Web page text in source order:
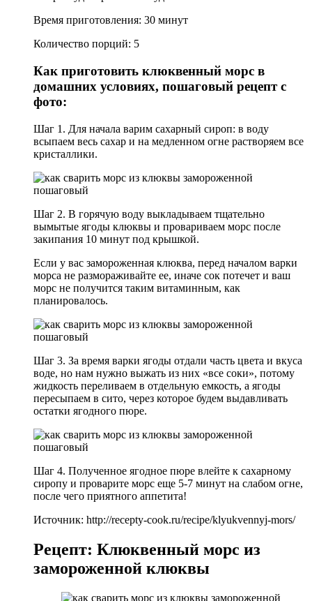
Время приготовления: 30 минут
Количество порций: 5
Как приготовить клюквенный морс в
домашних условиях, пошаговый рецепт с
фото:
Шаг 1. Для начала варим сахарный сироп: в воду
всыпаем весь сахар и на медленном огне растворяем все
кристаллики.
Шаг 2. В горячую воду выкладываем тщательно
вымытые ягоды клюквы и провариваем морс после
закипания 10 минут под крышкой.
Если у вас замороженная клюква, перед началом варки
морса не размораживайте ее, иначе сок потечет и ваш
морс не получится таким витаминным, как
планировалось.
Шаг 3. За время варки ягоды отдали часть цвета и вкуса
воде, но нам нужно выжать из них «все соки», потому
жидкость переливаем в отдельную емкость, а ягоды
пересыпаем в сито, через которое будем выдавливать
остатки ягодного пюре.
Шаг 4. Полученное ягодное пюре влейте к сахарному
сиропу и проварите морс еще 5-7 минут на слабом огне,
после чего приятного аппетита!
Источник: http://recepty-cook.ru/recipe/klyukvennyj-mors/
Рецепт: Клюквенный морс из
замороженной клюквы